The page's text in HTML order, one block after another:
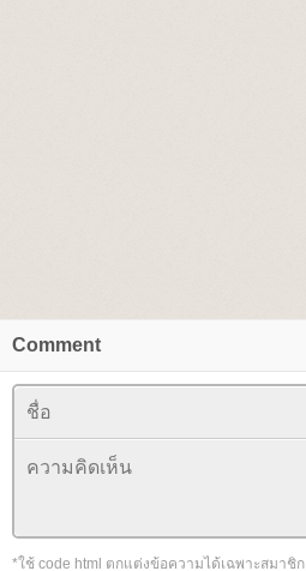
Comment
*ใช้ code html ตกแต่งข้อความได้เฉพาะสมาชิก